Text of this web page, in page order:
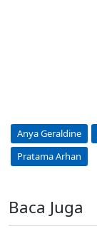
Anya Geraldine
Pratama Arhan
Baca Juga